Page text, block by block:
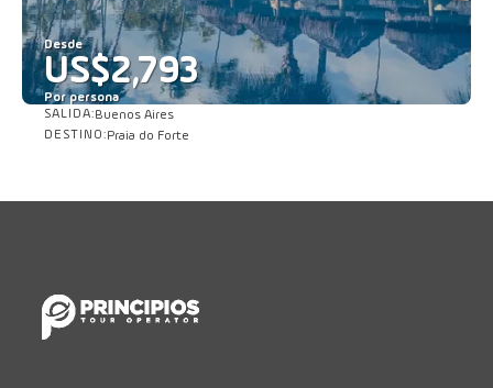
Desde
US$2,793
Por persona
SALIDA:Buenos Aires
DESTINO:Praia do Forte